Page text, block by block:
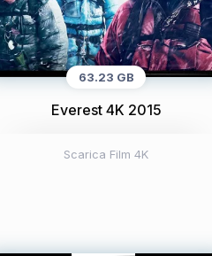
63.23 GB
Everest 4K 2015
Scarica Film 4K